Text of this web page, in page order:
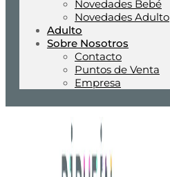
Novedades Bebé
Novedades Adulto
Adulto
Sobre Nosotros
Contacto
Puntos de Venta
Empresa